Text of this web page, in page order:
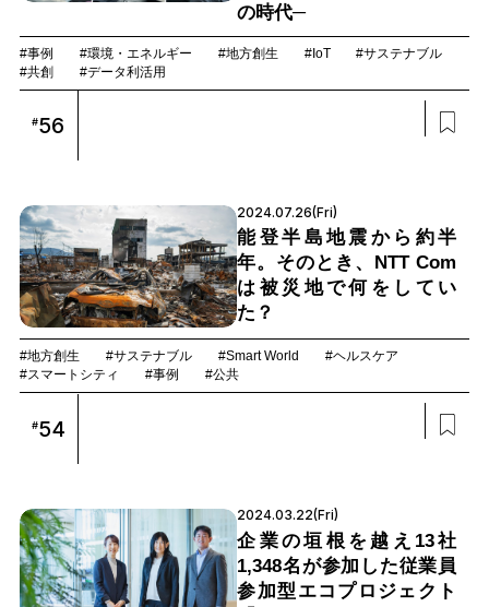
の時代─
#事例 #環境・エネルギー #地方創生 #IoT
#サステナブル
#共創
#データ利活用
#56
2024.07.26(Fri)
能登半島地震から約半
年。そのとき、NTT Com
は被災地で何をしてい
た？
#地方創生 #サステナブル #Smart World
#ヘルスケア
#スマートシティ
#事例 #公共
#54
2024.03.22(Fri)
企業の垣根を越え13社
1,348名が参加した従業員
参加型エコプロジェクト